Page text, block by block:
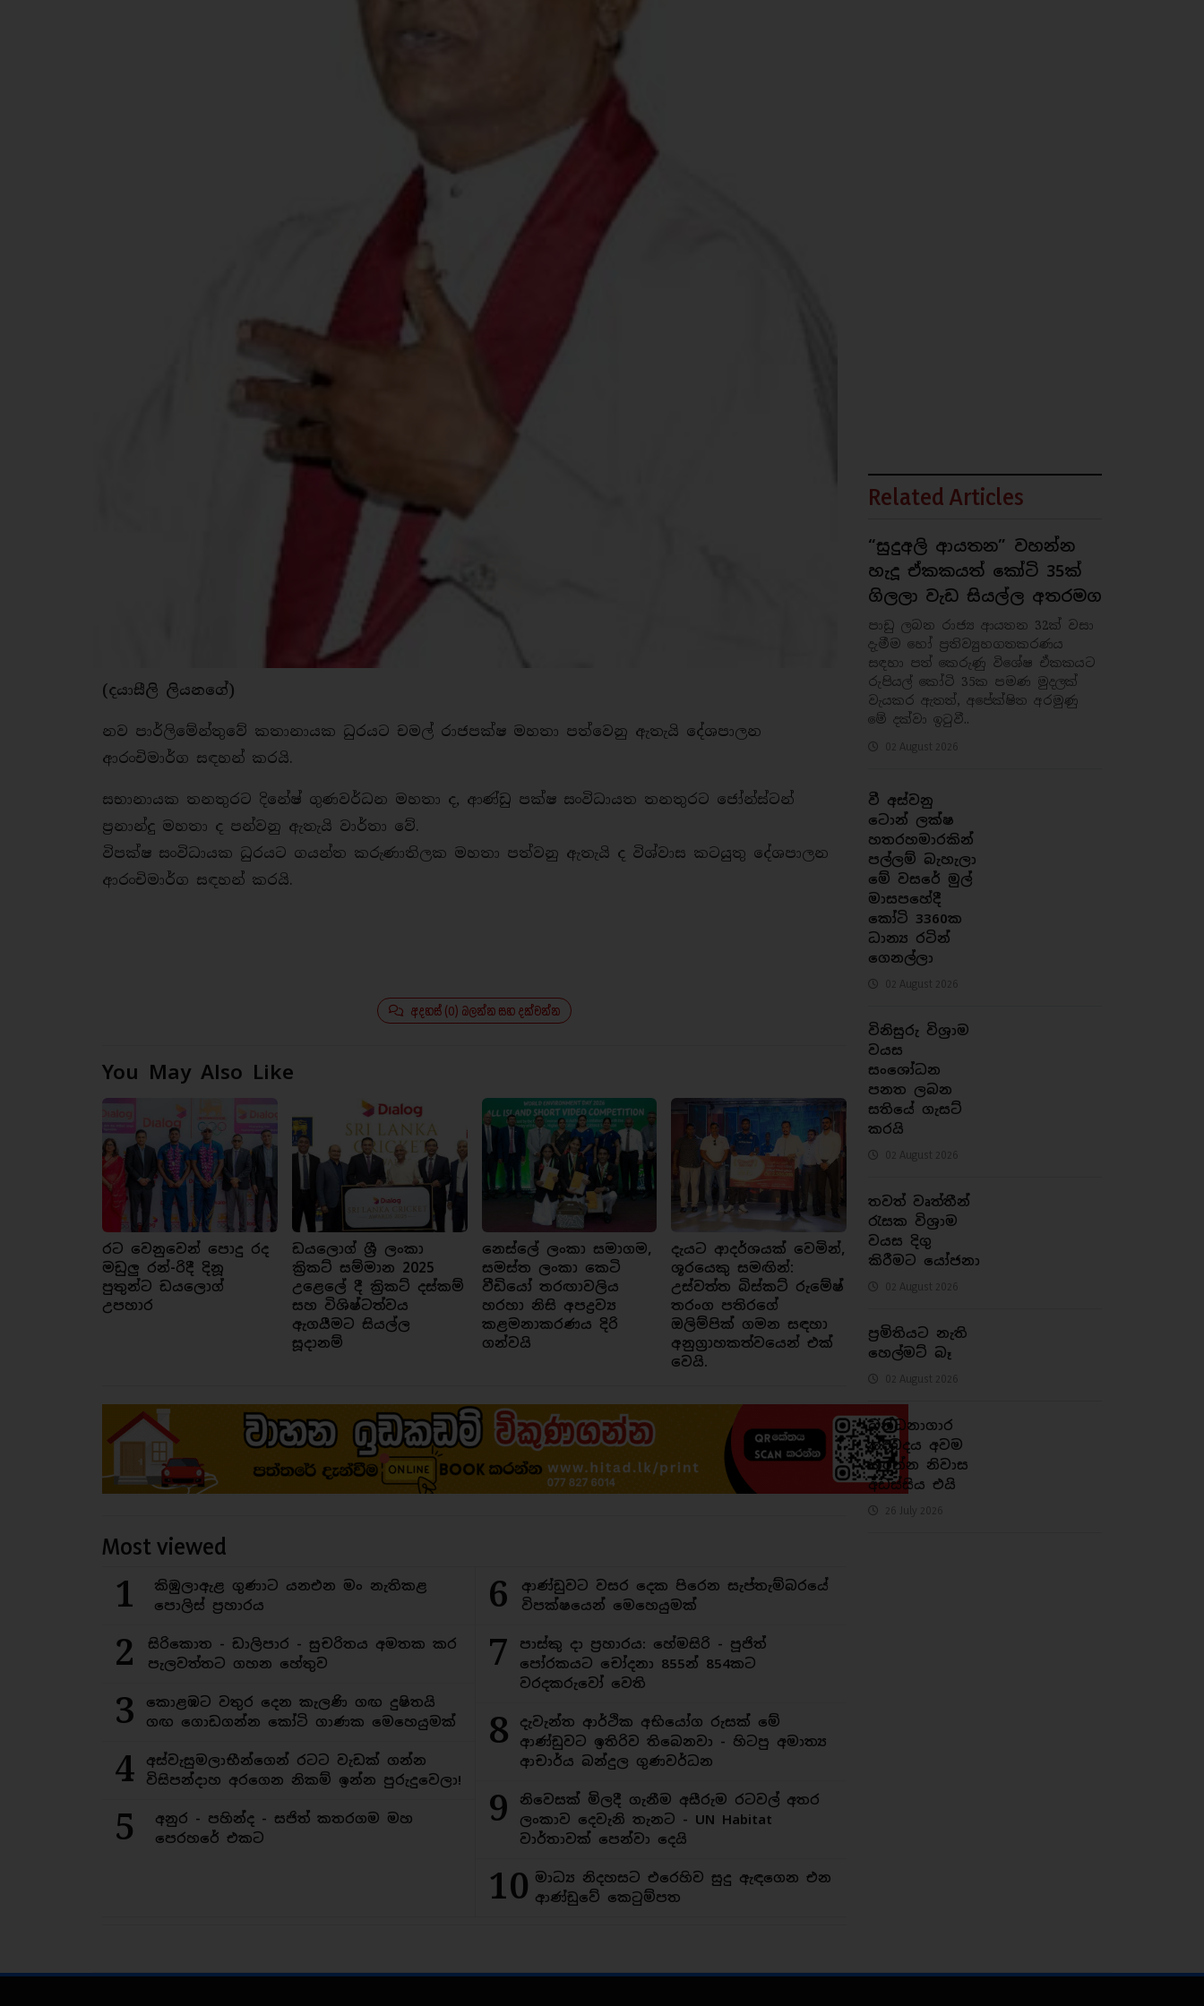
(දයාසීලි ලියනගේ)
නව පාර්ලිමේන්තුවේ කතානායක ධුරයට චමල් රාජපක්ෂ මහතා පත්වෙනු ඇතැයි දේශපාලන
ආරංචිමාර්ග සඳහන් කරයි.
සභානායක තනතුරට දිනේෂ් ගුණවර්ධන මහතා ද, ආණ්ඩු පක්ෂ සංවිධායත තනතුරට ජෝන්ස්ටන්
ප්‍රනාන්දු මහතා ද පන්වනු ඇතැයි වාර්තා වේ.
විපක්ෂ සංවිධායක ධුරයට ගයන්ත කරුණාතිලක මහතා පත්වනු ඇතැයි ද විශ්වාස කටයුතු දේශපාලන
ආරංචිමාර්ග සඳහන් කරයි.
අදහස් (0) බලන්න සහ දක්වන්න
You May Also Like
රට වෙනුවෙන් පොදු රද
මඩුලු රන්-රිදී දිනූ
පුතුන්ට ඩයලොග්
උපහාර
ඩයලොග් ශ්‍රී ලංකා
ක්‍රිකට් සම්මාන 2025
උළෙලේ දී ක්‍රිකට් දස්කම්
සහ විශිෂ්ටත්වය
ඇගයීමට සියල්ල
සූදානම්
නෙස්ලේ ලංකා සමාගම,
සමස්ත ලංකා කෙටි
වීඩියෝ තරඟාවලිය
හරහා නිසි අපද්‍රව්‍ය
කළමනාකරණය දිරි
ගන්වයි
දැයට ආදර්ශයක් වෙමින්,
ශූරයෙකු සමඟින්:
උස්වත්ත බිස්කට් රුමේෂ්
තරංග පතිරගේ
ඔලිම්පික් ගමන සඳහා
අනුග්‍රාහකත්වයෙන් එක්
වෙයි.
Most viewed
1
කිඹුලාඇළ ගුණාට යනඑන මං නැතිකළ
පොලිස් ප්‍රහාරය
2
සිරිකොත - ඩාලිපාර - සුචරිතය අමතක කර
පැලවත්තට ගහන හේතුව
3
කොළඹට වතුර දෙන කැලණි ගඟ දුෂිතයි
ගඟ ගොඩගන්න කෝටි ගාණක මෙහෙයුමක්
4
අස්වැසුමලාභීන්ගෙන් රටට වැඩක් ගන්න
විසිපන්දාහ අරගෙන නිකම් ඉන්න පුරුදුවෙලා!
5
අනුර - පහින්ද - සජිත් කතරගම මහ
පෙරහරේ එකට
6
ආණ්ඩුවට වසර දෙක පිරෙන සැප්තැම්බරයේ
විපක්ෂයෙන් මෙහෙයුමක්
7
පාස්කු දා ප්‍රහාරය: හේමසිරි - පූජිත්
පෝරකයට චෝදනා 855න් 854කට
වරදකරුවෝ වෙති
8
දැවැන්ත ආර්ථික අභියෝග රුසක් මේ
ආණ්ඩුවට ඉතිරිව තිබෙනවා - හිටපු අමාත්‍ය
ආචාර්ය බන්දුල ගුණවර්ධන
9
නිවෙසක් මිලදී ගැනීම අසීරුම රටවල් අතර
ලංකාව දෙවැනි තැනට - UN Habitat
වාර්තාවක් පෙන්වා දෙයි
10 මාධ්‍ය නිදහසට එරෙහිව සුදු ඇඳගෙන එන
ආණ්ඩුවේ කෙටුම්පත
Related Articles
“සුදුඅලි ආයතන”‍ වහන්න
හැදූ ඒකකයත් කෝටි 35ක්
ගිලලා වැඩ සියල්ල අතරමග
පාඩු ලබන රාජ්‍ය ආයතන 32ක් වසා
දැමීම හෝ ප්‍රතිව්‍යුහගතකරණය
සඳහා පත් කෙරුණු විශේෂ ඒකකයට
රුපියල් කෝටි 35ක පමණ මුදලක්
වැයකර ඇතත්, අපේක්ෂිත අරමුණු
මේ දක්වා ඉටුවී..
02 August 2026
වී අස්වනු
ටොන් ලක්ෂ
හතරහමාරකින්
පල්ලම් බැහැලා
මේ වසරේ මුල්
මාසපහේදී
කෝටි 3360ක
ධාන්‍ය රටින්
ගෙනල්ලා
02 August 2026
විනිසුරු විශ්‍රාම
වයස
සංශෝධන
පනත ලබන
සතියේ ගැසට්
කරයි
02 August 2026
තවත් වෘත්තීන්
රැසක විශ්‍රාම
වයස දිගු
කිරීමට යෝජනා
02 August 2026
ප්‍රමිතියට නැති
හෙල්මට් බෑ
02 August 2026
බන්ධනාගාර
තදබදය අවම
කරන්න නිවාස
අඩස්සිය එයි
26 July 2026